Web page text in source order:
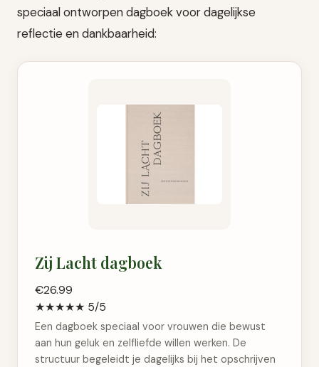
speciaal ontworpen dagboek voor dagelijkse
reflectie en dankbaarheid:
Zij Lacht dagboek
€26.99
★★★★★ 5/5
Een dagboek speciaal voor vrouwen die bewust
aan hun geluk en zelfliefde willen werken. De
structuur begeleidt je dagelijks bij het opschrijven